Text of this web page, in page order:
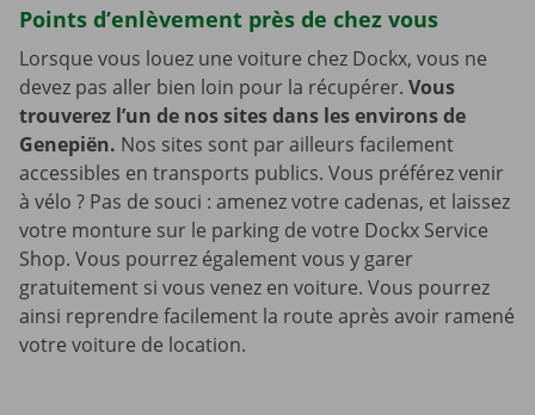
Points d’enlèvement près de chez vous
Lorsque vous louez une voiture chez Dockx, vous ne
devez pas aller bien loin pour la récupérer. Vous
trouverez l’un de nos sites dans les environs de
Genepiën. Nos sites sont par ailleurs facilement
accessibles en transports publics. Vous préférez venir
à vélo ? Pas de souci : amenez votre cadenas, et laissez
votre monture sur le parking de votre Dockx Service
Shop. Vous pourrez également vous y garer
gratuitement si vous venez en voiture. Vous pourrez
ainsi reprendre facilement la route après avoir ramené
votre voiture de location.